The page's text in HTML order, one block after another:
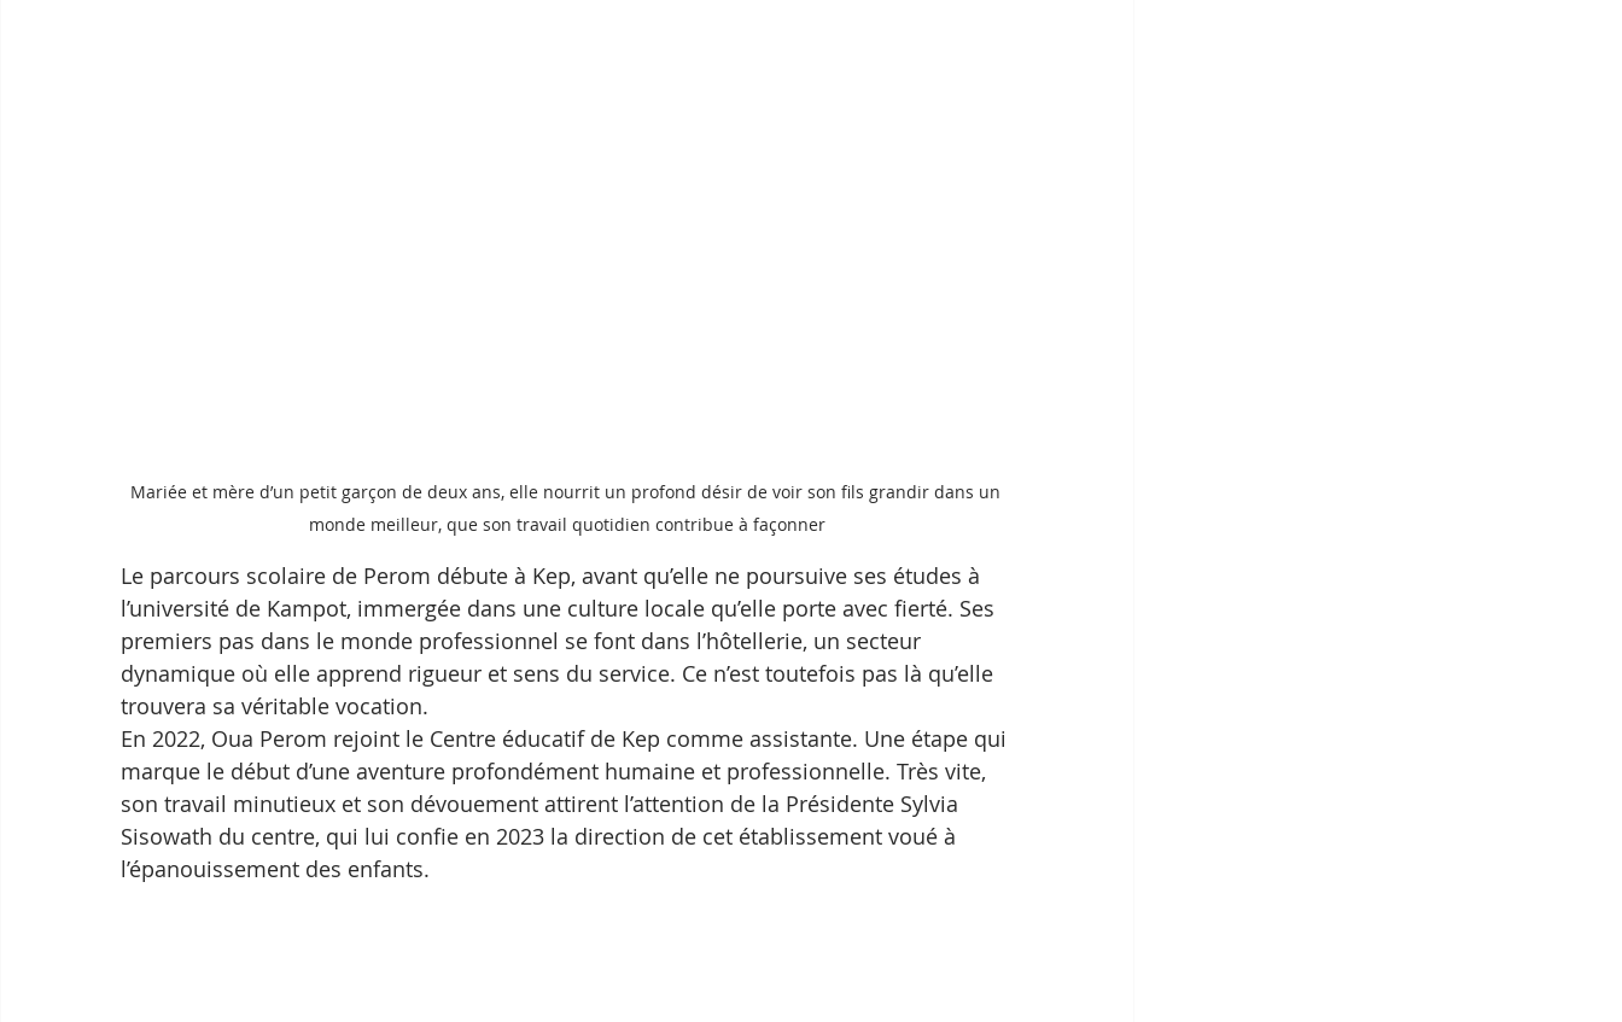
Mariée et mère d’un petit garçon de deux ans, elle nourrit un profond désir de voir son fils grandir dans un
monde meilleur, que son travail quotidien contribue à façonner
Le parcours scolaire de Perom débute à Kep, avant qu’elle ne poursuive ses études à
l’université de Kampot, immergée dans une culture locale qu’elle porte avec fierté. Ses
premiers pas dans le monde professionnel se font dans l’hôtellerie, un secteur
dynamique où elle apprend rigueur et sens du service. Ce n’est toutefois pas là qu’elle
trouvera sa véritable vocation.
En 2022, Oua Perom rejoint le Centre éducatif de Kep comme assistante. Une étape qui
marque le début d’une aventure profondément humaine et professionnelle. Très vite,
son travail minutieux et son dévouement attirent l’attention de la Présidente Sylvia
Sisowath du centre, qui lui confie en 2023 la direction de cet établissement voué à
l’épanouissement des enfants.